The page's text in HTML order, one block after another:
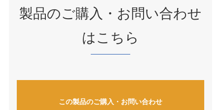
製品のご購入・お問い合わせ
はこちら
この製品のご購入・お問い合わせ